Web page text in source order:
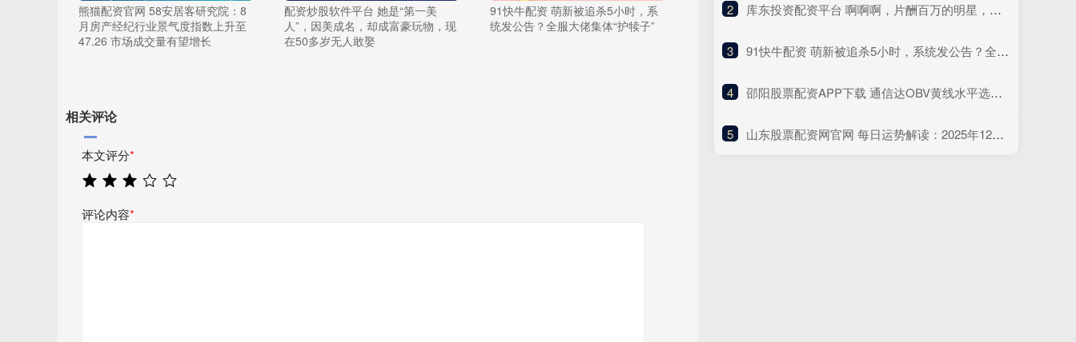
熊猫配资官网 58安居客研究院：8
月房产经纪行业景气度指数上升至
47.26 市场成交量有望增长
配资炒股软件平台 她是“第一美
人”，因美成名，却成富豪玩物，现
在50多岁无人敢娶
91快牛配资 萌新被追杀5小时，系
统发公告？全服大佬集体“护犊子”
相关评论
本文评分*
评论内容*
2 ​库东投资配资平台 啊啊啊，片酬百万的明星，居然到杭州景区卖唱？背后的原因让人两眼发酸……
3 ​91快牛配资 萌新被追杀5小时，系统发公告？全服大佬集体“护犊子”
4 ​邵阳股票配资APP下载 通信达OBV黄线水平选股公式
5 ​山东股票配资网官网 每日运势解读：2025年12月18日—星期四